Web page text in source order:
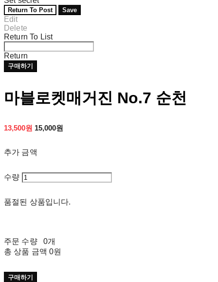
Return To Post Save
Edit
Delete
Return To List
Return
구매하기
마블로켓매거진 No.7 순천
13,500원 15,000원
추가 금액
수량
품절된 상품입니다.
주문 수량
0개
총 상품 금액 0원
구매하기